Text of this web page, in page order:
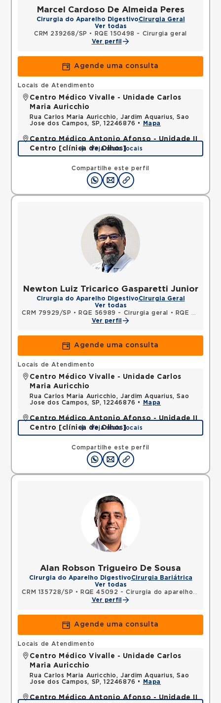
Marcel Cardoso De Almeida Peres
Cirurgia do Aparelho DigestivoCirurgia Geral
Ver todas
CRM 239268/SP •
RQE 150498 - Cirurgia geral
Ver perfil
Agende uma consulta
Compartilhe este perfil
Locais de Atendimento
Centro Médico Vivalle - Unidade Carlos
Maria Auricchio
Rua Carlos Maria Auricchio, Jardim Aquarius, Sao
Jose dos Campos, SP, 12246876 •
Mapa
Centro Médico Antonio Afonso - Unidade II
Centro [clínica de Olhos]
Rua Quinze de Novembro, Centro, Jacarei, SP,
Mapa
Veja mais locais
Newton Luiz Tricarico Gasparetti Junior
Cirurgia do Aparelho DigestivoCirurgia Geral
Ver todas
CRM 79929/SP • RQE 56989 - Cirurgia geral •
RQE 56990 - Coloproctologia
Ver perfil
Agende uma consulta
Compartilhe este perfil
Locais de Atendimento
Centro Médico Vivalle - Unidade Carlos
Maria Auricchio
Rua Carlos Maria Auricchio, Jardim Aquarius, Sao
Jose dos Campos, SP, 12246876 •
Mapa
Centro Médico Antonio Afonso - Unidade II
Centro [clínica de Olhos]
Rua Quinze de Novembro, Centro, Jacarei, SP,
Mapa
Veja mais locais
Alan Robson Trigueiro De Sousa
Cirurgia do Aparelho DigestivoCirurgia Bariátrica
Ver todas
CRM 135728/SP •
RQE 45092 - Cirurgia do aparelho digestivo
Ver perfil
Agende uma consulta
Locais de Atendimento
Centro Médico Vivalle - Unidade Carlos
Maria Auricchio
Rua Carlos Maria Auricchio, Jardim Aquarius, Sao
Jose dos Campos, SP, 12246876 •
Mapa
Centro Médico Antonio Afonso - Unidade II